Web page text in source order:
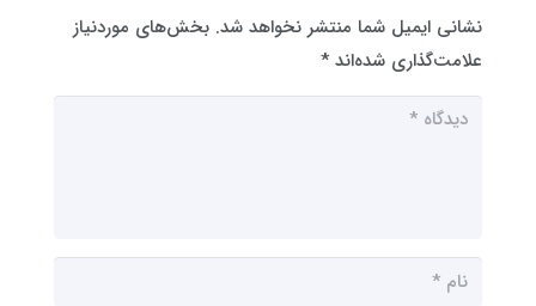
نشانی ایمیل شما منتشر نخواهد شد. بخش‌های موردنیاز
علامت‌گذاری شده‌اند *